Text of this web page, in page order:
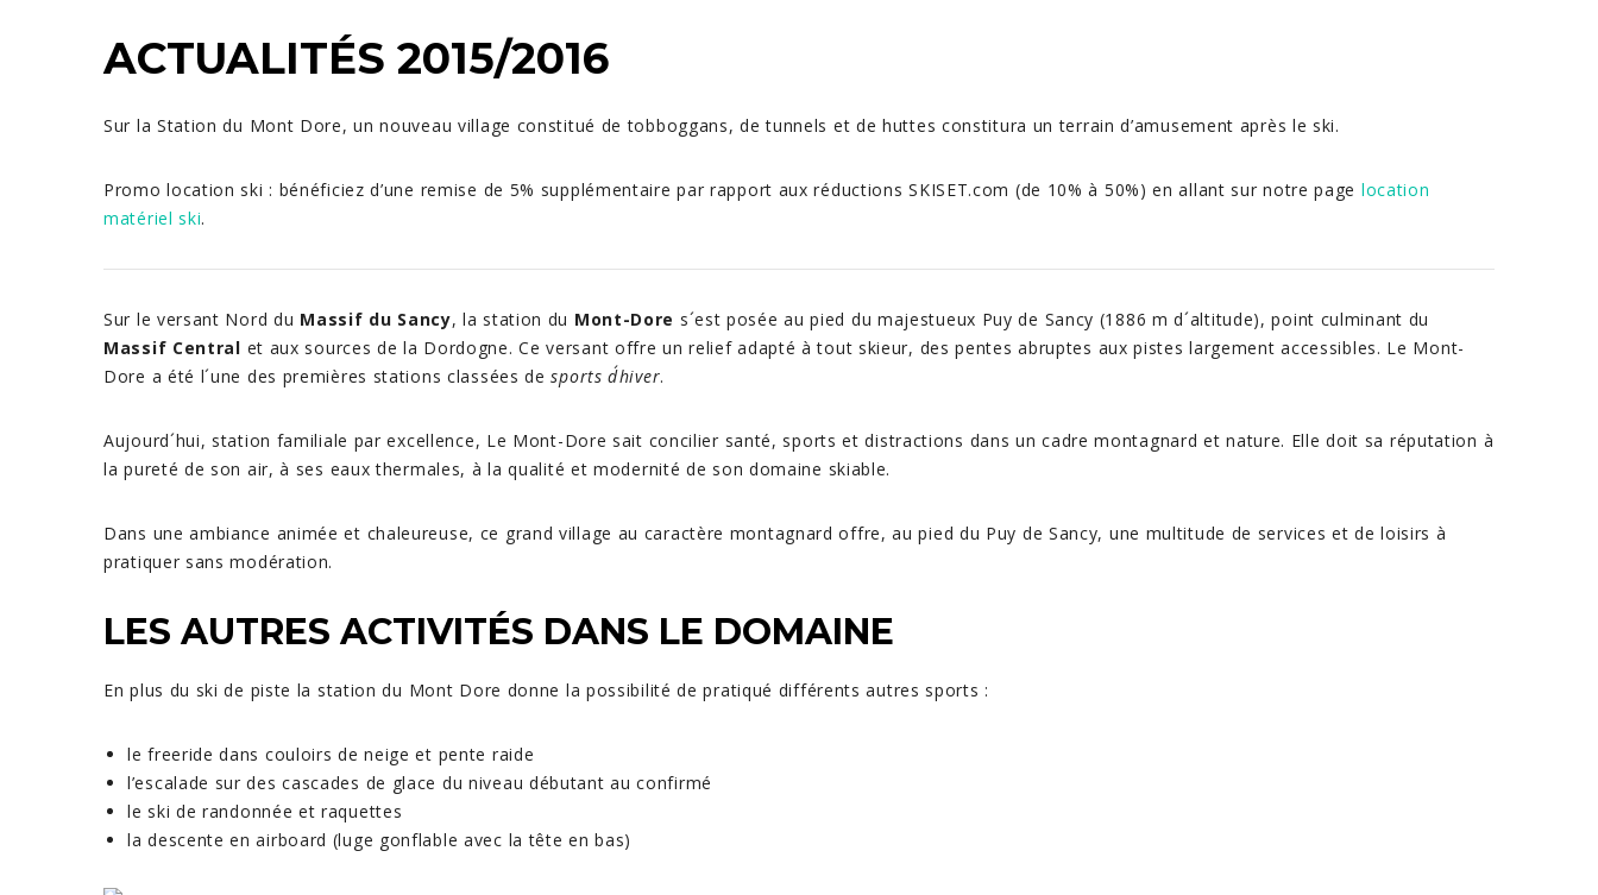
ACTUALITÉS 2015/2016
Sur la Station du Mont Dore, un nouveau village constitué de tobboggans, de tunnels et de huttes constitura un terrain d’amusement après le ski.
Promo location ski : bénéficiez d’une remise de 5% supplémentaire par rapport aux réductions SKISET.com (de 10% à 50%) en allant sur notre page location
matériel ski.
Sur le versant Nord du Massif du Sancy, la station du Mont-Dore s´est posée au pied du majestueux Puy de Sancy (1886 m d´altitude), point culminant du
Massif Central et aux sources de la Dordogne. Ce versant offre un relief adapté à tout skieur, des pentes abruptes aux pistes largement accessibles. Le Mont-
Dore a été l´une des premières stations classées desports d´hiver.
Aujourd´hui, station familiale par excellence, Le Mont-Dore sait concilier santé, sports et distractions dans un cadre montagnard et nature. Elle doit sa réputation à
la pureté de son air, à ses eaux thermales, à la qualité et modernité de son domaine skiable.
Dans une ambiance animée et chaleureuse, ce grand village au caractère montagnard offre, au pied du Puy de Sancy, une multitude de services et de loisirs à
pratiquer sans modération.
LES AUTRES ACTIVITÉS DANS LE DOMAINE
En plus du ski de piste la station du Mont Dore donne la possibilité de pratiqué différents autres sports :
le freeride dans couloirs de neige et pente raide
l’escalade sur des cascades de glace du niveau débutant au confirmé
le ski de randonnée et raquettes
la descente en airboard (luge gonflable avec la tête en bas)